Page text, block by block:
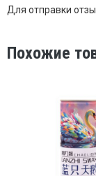
Для отправки
Похожие